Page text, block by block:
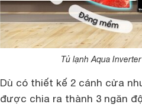
Tủ lạnh Aqua
Dù có thiết kế 2 cánh cửa
được chia ra thành 3 ngăn